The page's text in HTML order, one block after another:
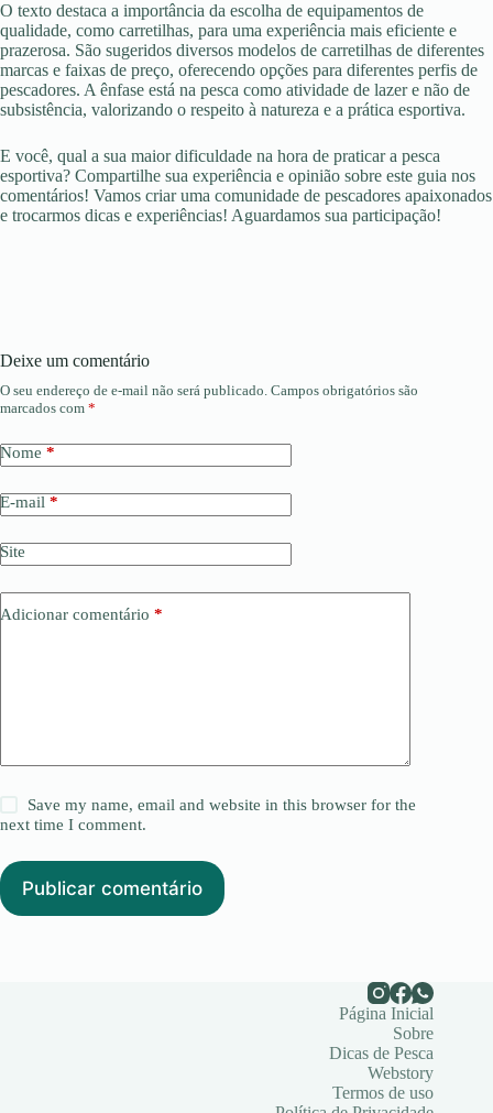
O texto destaca a importância da escolha de equipamentos de
qualidade, como carretilhas, para uma experiência mais eficiente e
prazerosa. São sugeridos diversos modelos de carretilhas de diferentes
marcas e faixas de preço, oferecendo opções para diferentes perfis de
pescadores. A ênfase está na pesca como atividade de lazer e não de
subsistência, valorizando o respeito à natureza e a prática esportiva.
E você, qual a sua maior dificuldade na hora de praticar a pesca
esportiva? Compartilhe sua experiência e opinião sobre este guia nos
comentários! Vamos criar uma comunidade de pescadores apaixonados
e trocarmos dicas e experiências! Aguardamos sua participação!
Deixe um comentário
O seu endereço de e-mail não será publicado. Campos obrigatórios são
marcados com *
Nome *
E-mail *
Site
Adicionar comentário *
Save my name, email and website in this browser for the
next time I comment.
Publicar comentário
Página Inicial
Sobre
Dicas de Pesca
Webstory
Termos de uso